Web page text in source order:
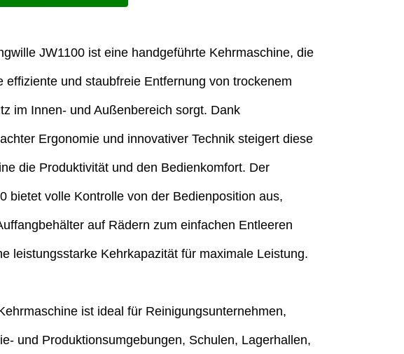
JW1100 ist eine handgeführte Kehrmaschine, die
effiziente und staubfreie Entfernung von trockenem
im Innen- und Außenbereich sorgt. Dank
Ergonomie und innovativer Technik steigert diese
die Produktivität und den Bedienkomfort. Der
bietet volle Kontrolle von der Bedienposition aus,
auf Rädern zum einfachen Entleeren
leistungsstarke Kehrkapazität für maximale Leistung.
ist ideal für Reinigungsunternehmen,
und Produktionsumgebungen, Schulen, Lagerhallen,